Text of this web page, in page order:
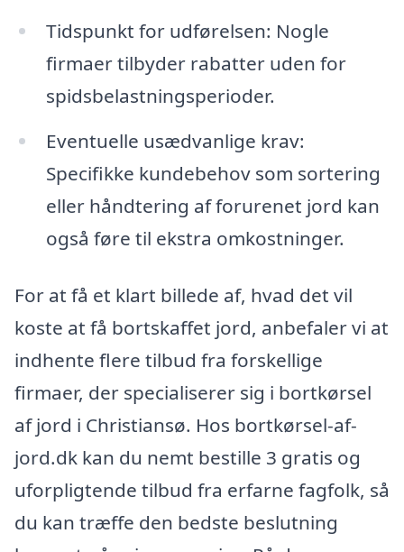
Tidspunkt for udførelsen: Nogle
firmaer tilbyder rabatter uden for
spidsbelastningsperioder.
Eventuelle usædvanlige krav:
Specifikke kundebehov som sortering
eller håndtering af forurenet jord kan
også føre til ekstra omkostninger.
For at få et klart billede af, hvad det vil
koste at få bortskaffet jord, anbefaler vi at
indhente flere tilbud fra forskellige
firmaer, der specialiserer sig i bortkørsel
af jord i Christiansø. Hos bortkørsel-af-
jord.dk kan du nemt bestille 3 gratis og
uforpligtende tilbud fra erfarne fagfolk, så
du kan træffe den bedste beslutning